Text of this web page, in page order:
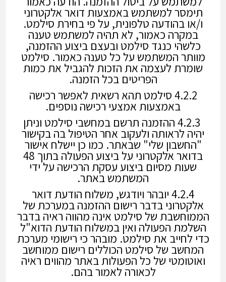
תימסר למשתמש באמצעות דואר אלקטרוני
ו/או בהודעה טלפונית, על פי בחירת סילמט.
במקרה כאמור, לא תהיה למשתמש טענה
כלשהי כנגד סילמט ובעצם ביצוע ההזמנה,
מוותר המשתמש על כל טענה כאמור. סילמט
שומרת לעצמה את הזכות להגביל את כמות
הפריטים בכל הזמנה.
4.2.2 סילמט תהא רשאית לאפשר רכישה
באמצעות אמצעי רכישה נוספים.
4.2.3 ההזמנה תרשם במחשבי סילמט וניתן
יהיה לראותה ולעקוב אחר הטיפול בה בקישור
"החשבון שלי" שבאתר. כמו כן יישלח אישור
בדואר אלקטרוני על ביצוע הפעולה בתוך 48
שעות מסיום ביצוע עסקת הרכישה על ידי
המשתמש באתר.
4.2.4 יובהר ויודגש, משלוח הודעת דואר
אלקטרוני בדבר רישום ההזמנה במערכת של
הממוחשבת של סילמט אינה מהווה ראיה בדבר
השלמת הפעולה ואין במשלוח הודעת הדוא"ל
כדי לחייב את סילמט. מובהר כי רישומי מערכת
המחשב של סילמט הכוללים רישום ממוחשב
ואוטומטי של כל הפעולות באתר מהווים ראיה
לכאורה לאמור בהם.